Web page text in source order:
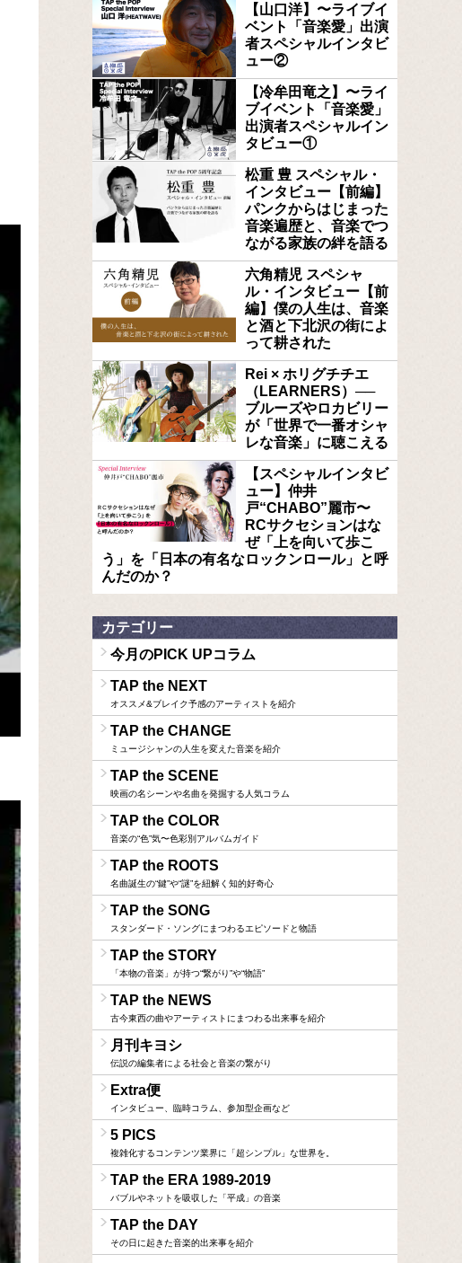
【山口洋】〜ライブイ
ベント「音楽愛」出演
者スペシャルインタビ
ュー②
【冷牟田竜之】〜ライ
ブイベント「音楽愛」
出演者スペシャルイン
タビュー①
松重 豊 スペシャル・
インタビュー【前編】
パンクからはじまった
音楽遍歴と、音楽でつ
ながる家族の絆を語る
六角精児 スペシャ
ル・インタビュー【前
編】僕の人生は、音楽
と酒と下北沢の街によ
って耕された
Rei × ホリグチチエ
（LEARNERS）──
ブルーズやロカビリー
が「世界で一番オシャ
レな音楽」に聴こえる
【スペシャルインタビ
ュー】仲井
戸“CHABO”麗市〜
RCサクセションはな
ぜ「上を向いて歩こ
う」を「日本の有名なロックンロール」と呼
んだのか？
カテゴリー
今月のPICK UPコラム
TAP the NEXT
オススメ&ブレイク予感のアーティストを紹介
TAP the CHANGE
ミュージシャンの人生を変えた音楽を紹介
TAP the SCENE
映画の名シーンや名曲を発掘する人気コラム
TAP the COLOR
音楽の“色”気〜色彩別アルバムガイド
TAP the ROOTS
名曲誕生の“鍵”や“謎”を紐解く知的好奇心
TAP the SONG
スタンダード・ソングにまつわるエピソードと物語
TAP the STORY
「本物の音楽」が持つ“繋がり”や“物語”
TAP the NEWS
古今東西の曲やアーティストにまつわる出来事を紹介
月刊キヨシ
伝説の編集者による社会と音楽の繋がり
Extra便
インタビュー、臨時コラム、参加型企画など
5 PICS
複雑化するコンテンツ業界に「超シンプル」な世界を。
TAP the ERA 1989-2019
バブルやネットを吸収した「平成」の音楽
TAP the DAY
その日に起きた音楽的出来事を紹介